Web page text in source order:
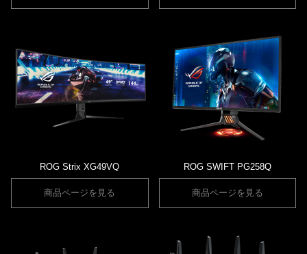
ROG Strix XG49VQ
商品ページを見る
ROG SWIFT PG258Q
商品ページを見る